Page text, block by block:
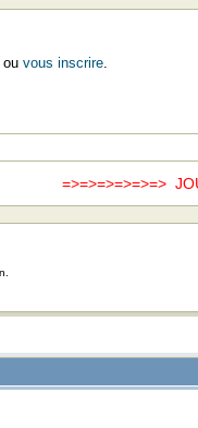
vous inscrire.
=>=>=>=>=>=>